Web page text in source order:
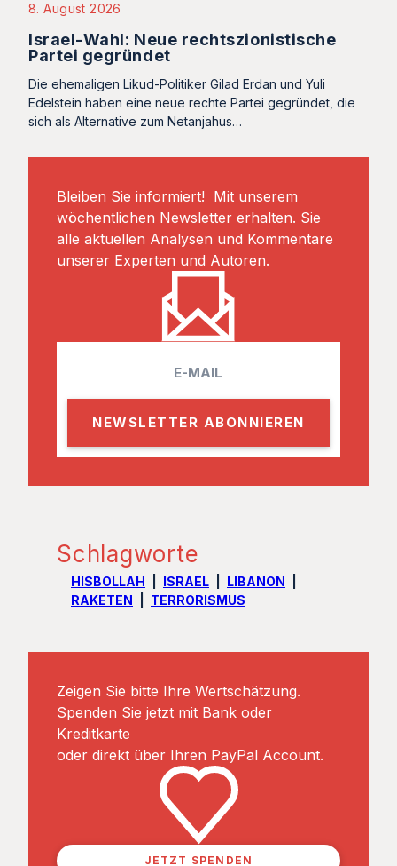
8. August 2026
Israel-Wahl: Neue rechtszionistische
Partei gegründet
Die ehemaligen Likud-Politiker Gilad Erdan und Yuli
Edelstein haben eine neue rechte Partei gegründet, die
sich als Alternative zum Netanjahus…
Bleiben Sie informiert! Mit unserem
wöchentlichen Newsletter erhalten. Sie
alle aktuellen Analysen und Kommentare
unserer Experten und Autoren.
l
Schlagworte
HISBOLLAH ISRAEL
LIBANON
RAKETEN
TERRORISMUS
Zeigen Sie bitte Ihre Wertschätzung.
Spenden Sie jetzt mit Bank oder
Kreditkarte
oder direkt über Ihren PayPal Account.
JETZT SPENDEN